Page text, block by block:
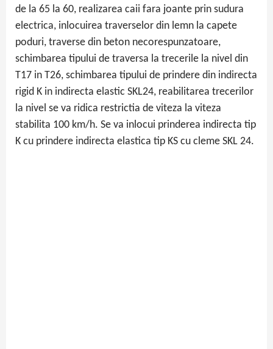
de la 65 la 60, realizarea caii fara joante prin sudura
electrica, inlocuirea traverselor din lemn la capete
poduri, traverse din beton necorespunzatoare,
schimbarea tipului de traversa la trecerile la nivel din
T17 in T26, schimbarea tipului de prindere din indirecta
rigid K in indirecta elastic SKL24, reabilitarea trecerilor
la nivel se va ridica restrictia de viteza la viteza
stabilita 100 km/h. Se va inlocui prinderea indirecta tip
K cu prindere indirecta elastica tip KS cu cleme SKL 24.